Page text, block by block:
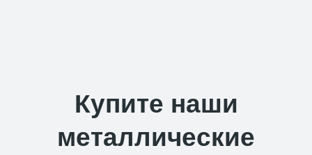
Купите наши
металлические